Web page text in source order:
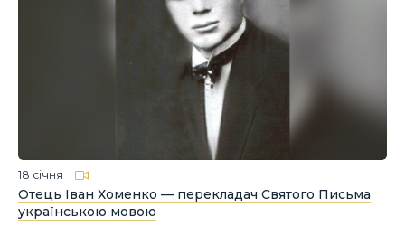
18 січня
Отець Іван Хоменко — перекладач Святого Письма
українською мовою